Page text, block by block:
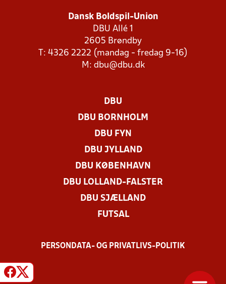
Dansk Boldspil-Union
DBU Allé 1
2605 Brøndby
T: 4326 2222 (mandag - fredag 9-16)
M: dbu@dbu.dk
DBU
DBU BORNHOLM
DBU FYN
DBU JYLLAND
DBU KØBENHAVN
DBU LOLLAND-FALSTER
DBU SJÆLLAND
FUTSAL
PERSONDATA- OG PRIVATLIVS-POLITIK